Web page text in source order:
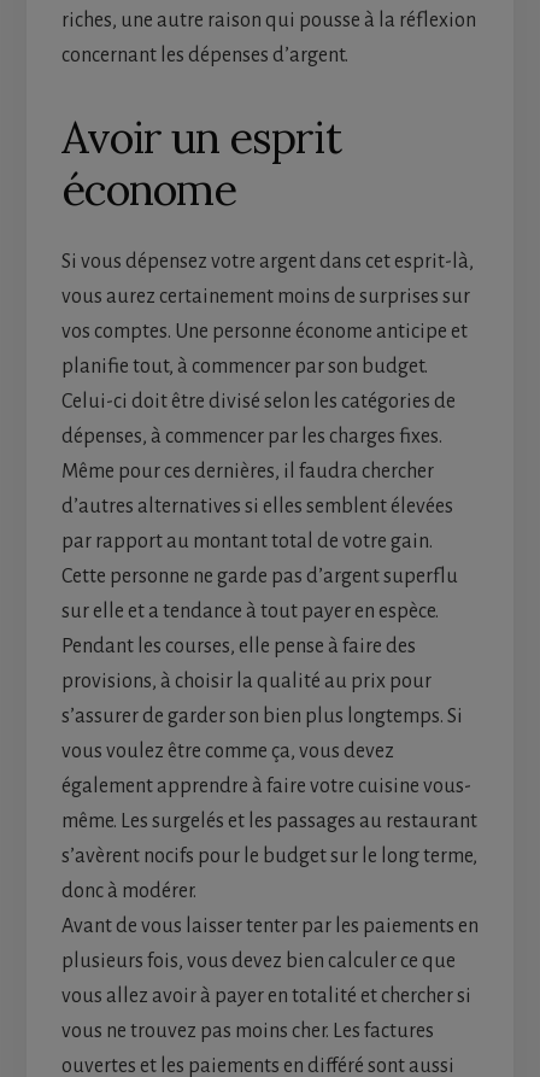
riches, une autre raison qui pousse à la réflexion
concernant les dépenses d’argent.
Avoir un esprit
économe
Si vous dépensez votre argent dans cet esprit-là,
vous aurez certainement moins de surprises sur
vos comptes. Une personne économe anticipe et
planifie tout, à commencer par son budget.
Celui-ci doit être divisé selon les catégories de
dépenses, à commencer par les charges fixes.
Même pour ces dernières, il faudra chercher
d’autres alternatives si elles semblent élevées
par rapport au montant total de votre gain.
Cette personne ne garde pas d’argent superflu
sur elle et a tendance à tout payer en espèce.
Pendant les courses, elle pense à faire des
provisions, à choisir la qualité au prix pour
s’assurer de garder son bien plus longtemps. Si
vous voulez être comme ça, vous devez
également apprendre à faire votre cuisine vous-
même. Les surgelés et les passages au restaurant
s’avèrent nocifs pour le budget sur le long terme,
donc à modérer.
Avant de vous laisser tenter par les paiements en
plusieurs fois, vous devez bien calculer ce que
vous allez avoir à payer en totalité et chercher si
vous ne trouvez pas moins cher. Les factures
ouvertes et les paiements en différé sont aussi